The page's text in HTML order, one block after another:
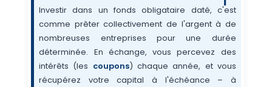
Investir dans un fonds obligataire daté, c'est
comme prêter collectivement de l'argent à de
nombreuses entreprises pour une durée
déterminée. En échange, vous percevez des
intérêts (les coupons) chaque année, et vous
récupérez votre capital à l'échéance – à